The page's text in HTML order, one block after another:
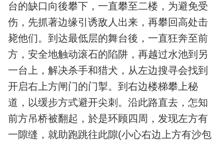
台的缺口向後攀下，一直攀至二楼，为避免受
伤，先抓著边缘引诱敌人出来，再攀回高处击
毙他们。到达最低层的舞台後，一直狂奔至前
方，安全地触动滚石的陷阱，再越过水池到另
一台上，解决杀手和猎犬，从左边搜寻会找到
开启右上方闸门的门掣。到右边楼梯攀上秘
道，以缓步方式避开尖刺。沿此路直去，怎知
前方吊桥被翻起，於是环顾四周，发现左方有
一隙缝，就助跑跳往此隙(小心右边上方有沙包